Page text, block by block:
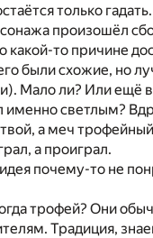
только
произошёл
какой-то причине
были схожие, но
Мало ли? Или ещё
светлым?
твой, а меч
а проиграл.
почему-то не
трофей? Они
Традиция,